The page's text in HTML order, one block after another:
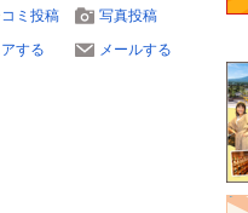
ミ投稿
写真投稿
する
メールする